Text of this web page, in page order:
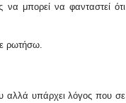
μπορεί να φανταστεί ότι
ρωτήσω.
αλλά υπάρχει λόγος που σε